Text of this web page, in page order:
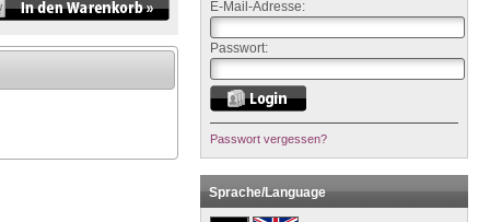
E-Mail-Adresse:
Passwort:
Passwort vergessen?
Sprache/Language